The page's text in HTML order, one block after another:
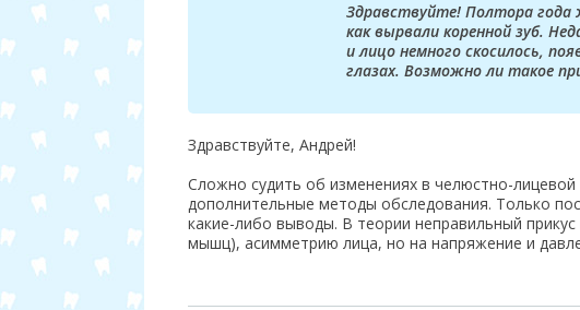
Здравствуйте! Полтора года
как вырвали коренной зуб.
и лицо немного скосилось,
глазах. Возможно ли такое
Здравствуйте, Андрей!
Сложно судить об изменениях в челюстно-
дополнительные методы обследования. Только
какие-либо выводы. В теории неправильный
мышц), асимметрию лица, но на напряжение и